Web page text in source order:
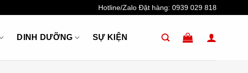
Hotline/Zalo Đặt hàng: 0939 029 818
DINH DƯỠNG SỰ KIỆN